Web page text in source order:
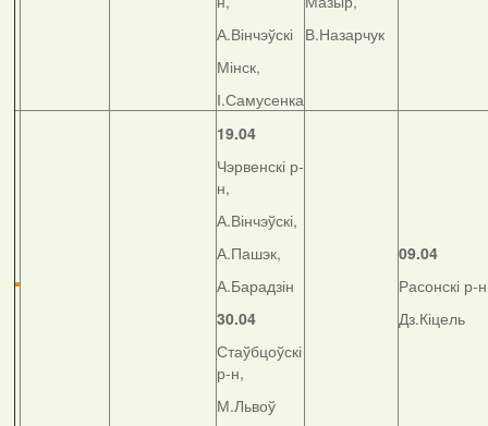
А.Вінчэўскі
Мінск,
І.Самусенка
В.Назарчук
19.04
Чэрвенскі р-
н,
А.Вінчэўскі,
А.Пашэк,
А.Барадзін
30.04
Стаўбцоўскі
р-н,
М.Львоў
09.04
Расонскі р-
Дз.Кіцель